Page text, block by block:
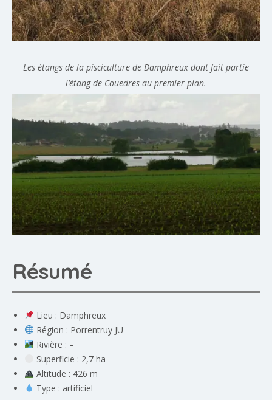
Les étangs de la pisciculture de Damphreux dont fait partie
l’étang de Couedres au premier-plan.
Résumé
Lieu : Damphreux
Région : Porrentruy JU
Rivière : –
Superficie : 2,7 ha
Altitude : 426 m
Type : artificiel